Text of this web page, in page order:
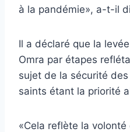
à la pandémie», a-t-il
Il a déclaré que la
Omra par étapes
sujet de la sécurité
saints étant la priorité
«Cela reflète la